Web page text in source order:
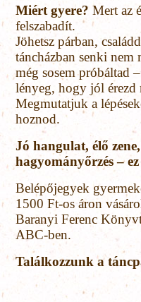
Miért gyere? Mert az
felszabadít.
Jöhetsz párban,
táncházban senki
még sosem próbáltad
lényeg, hogy jól érezd
Megmutatjuk a
hoznod.
Jó hangulat, élő
hagyományőrzés –
Belépőjegyek
1500 Ft-os áron
Baranyi Ferenc
ABC-ben.
Találkozzunk a